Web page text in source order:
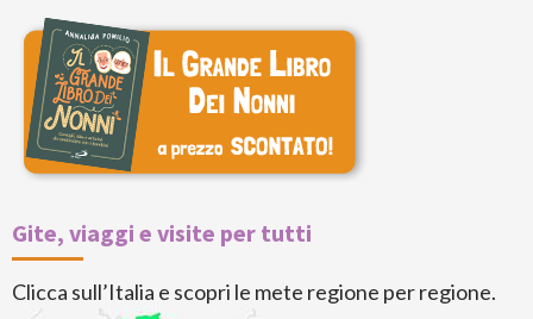
Gite, viaggi e visite per tutti
Clicca sull’Italia e scopri le mete regione per regione.